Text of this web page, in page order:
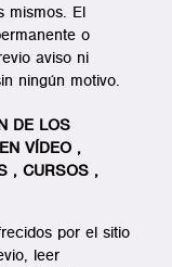
mismos. El
o
aviso ni
ningún motivo.
DE LOS
VÍDEO ,
, CURSOS ,
por el sitio
leer